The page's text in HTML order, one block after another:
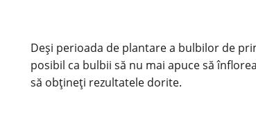
Deși perioada de plantare a bulbilor de
posibil ca bulbii să nu mai apuce să
să obțineți rezultatele dorite.